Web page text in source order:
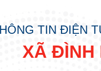
TIN ĐIỆN
XÃ ĐÌNH